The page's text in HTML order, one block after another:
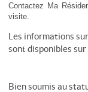
Contactez Ma
visite.
Les informations
sont disponibles
Bien soumis au